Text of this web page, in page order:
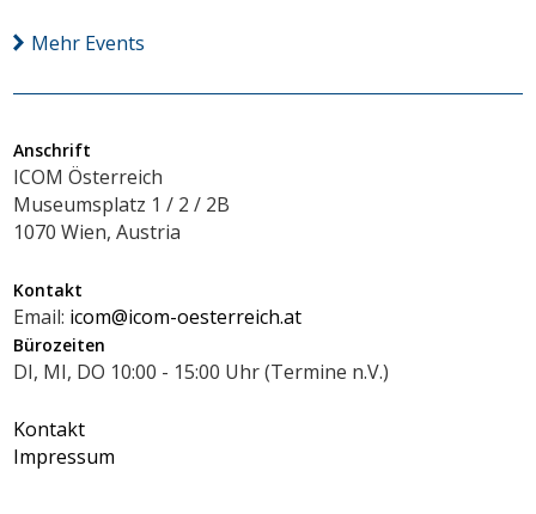
Mehr Events
Anschrift
ICOM Österreich
Museumsplatz 1 / 2 / 2B
1070 Wien, Austria
Kontakt
Email: icom@icom-oesterreich.at
Bürozeiten
DI, MI, DO 10:00 - 15:00 Uhr (Termine n.V.)
Kontakt
Impressum